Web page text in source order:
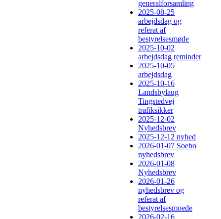
generalforsamling
2025-08-25
arbejdsdag og
referat af
bestyrelsesmøde
2025-10-02
arbejdsdag reminder
2025-10-05
arbejdsdag
2025-10-16
Landsbylaug
Tingstedvej
trafiksikker
2025-12-02
Nyhedsbrev
2025-12-12 nyhed
2026-01-07 Soebo
nyhedsbrev
2026-01-08
Nyhedsbrev
2026-01-26
nyhedsbrev og
referat af
bestyrelsesmoede
2026-02-16